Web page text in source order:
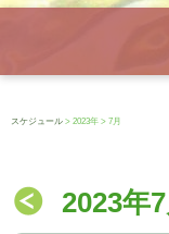
スケジュール > 2023年 > 7月
2023年